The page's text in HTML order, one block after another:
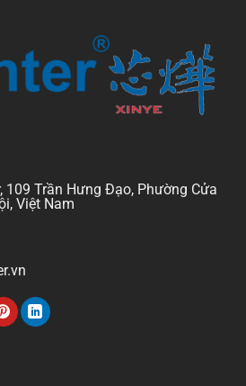
109 Trần Hưng Đạo, Phường Cửa
Việt Nam